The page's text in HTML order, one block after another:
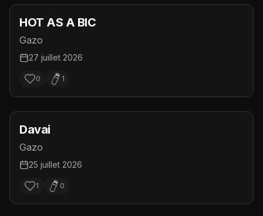
HOT AS A BIC
Gazo
27 juillet 2026
0 1
Davai
Gazo
25 juillet 2026
1 0